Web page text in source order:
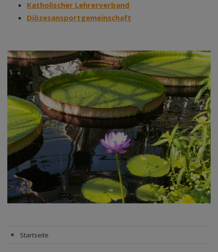
Katholischer Lehrerverband
Diözesansportgemeinschaft
Startseite